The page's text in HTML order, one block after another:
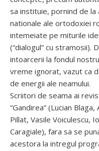
sa instituie, pornind de
nationale ale ortodoxiei
intemeiate pe miturile
(“dialogul” cu stramosii).
intoarcerii la fondul
vreme ignorat, vazut ca
de energii ale neamului.
Scriitori de seama ai
“Gandirea” (Lucian
Pillat, Vasile Voiculescu,
Caragiale), fara sa se
acestora la intregul